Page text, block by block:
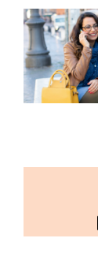
כתובת
דואר